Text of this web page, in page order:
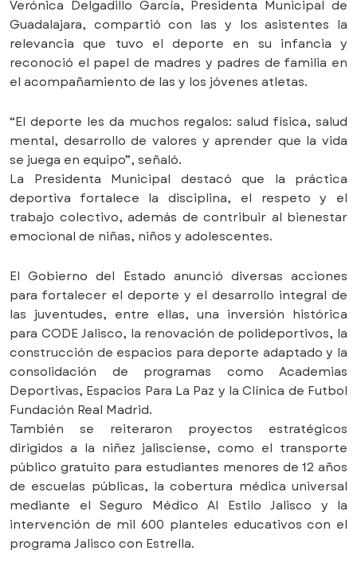
Verónica Delgadillo García, Presidenta Municipal de
Guadalajara, compartió con las y los asistentes la
relevancia que tuvo el deporte en su infancia y
reconoció el papel de madres y padres de familia en
el acompañamiento de las y los jóvenes atletas.
“El deporte les da muchos regalos: salud física, salud
mental, desarrollo de valores y aprender que la vida
se juega en equipo”, señaló.
La Presidenta Municipal destacó que la práctica
deportiva fortalece la disciplina, el respeto y el
trabajo colectivo, además de contribuir al bienestar
emocional de niñas, niños y adolescentes.
El Gobierno del Estado anunció diversas acciones
para fortalecer el deporte y el desarrollo integral de
las juventudes, entre ellas, una inversión histórica
para CODE Jalisco, la renovación de polideportivos, la
construcción de espacios para deporte adaptado y la
consolidación de programas como Academias
Deportivas, Espacios Para La Paz y la Clínica de Futbol
Fundación Real Madrid.
También se reiteraron proyectos estratégicos
dirigidos a la niñez jalisciense, como el transporte
público gratuito para estudiantes menores de 12 años
de escuelas públicas, la cobertura médica universal
mediante el Seguro Médico Al Estilo Jalisco y la
intervención de mil 600 planteles educativos con el
programa Jalisco con Estrella.